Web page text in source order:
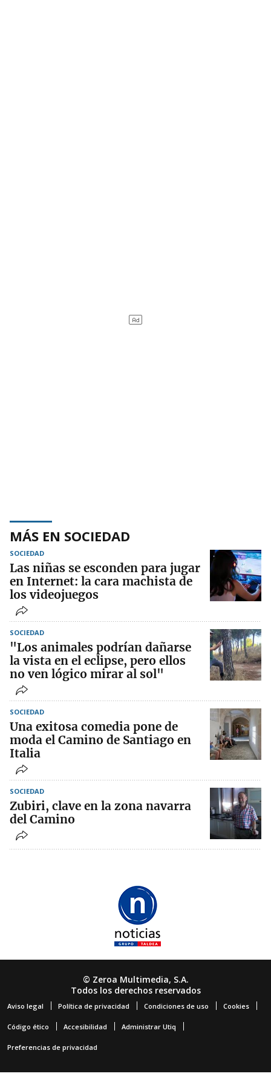
MÁS EN SOCIEDAD
SOCIEDAD
Las niñas se esconden para jugar
en Internet: la cara machista de
los videojuegos
SOCIEDAD
"Los animales podrían dañarse
la vista en el eclipse, pero ellos
no ven lógico mirar al sol"
SOCIEDAD
Una exitosa comedia pone de
moda el Camino de Santiago en
Italia
SOCIEDAD
Zubiri, clave en la zona navarra
del Camino
© Zeroa Multimedia, S.A.
Todos los derechos reservados
Aviso legal Política de privacidad Condiciones de uso Cookies
Código ético Accesibilidad Administrar Utiq
Preferencias de privacidad